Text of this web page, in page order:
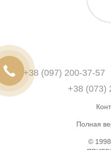
+38 (097) 200-37-57
+38 (073)
Полная
©